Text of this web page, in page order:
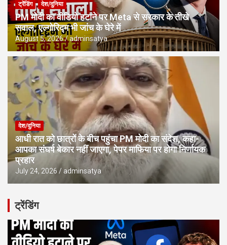
ट्रेंडिंग देश/दुनिया
PM मोदी का वीडियो हटाने पर Meta से सरकार के तीखे
सवाल, एल्गोरिद्म भी जांच के घेरे में
August 5, 2026 adminsatya
देश/दुनिया
आधी रात को छात्रों के बीच पहुंचा PM मोदी का संदेश, कहा-
आपका संघर्ष बेकार नहीं जाएगा, पेपर माफिया पर होगा निर्णायक
प्रहार
July 24, 2026 adminsatya
ट्रेंडिंग